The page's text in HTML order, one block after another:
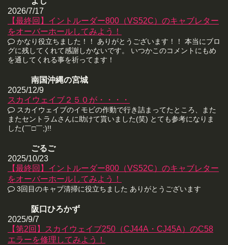
2026/7/17
【最終回】イントルーダー800（VS52C）のキャブレター
をオーバーホールしてみよう！
かなり役立ちました！！ ありがとうございます！！ 本当にブロ
グに残してくれて感謝しかないです。 いつかこのコメントにもめ
を通してくれる事を祈ってます！
南国沖縄の宮城
2025/12/9
スカイウェイブ２５０が・・・・
スカイウェイブのイモビの作動で行き詰まってたところ、また
またセントラムさんに助けて貰いました(笑) とても参考になりま
した(￣□￣;)!!
ごるご
2025/10/23
【最終回】イントルーダー800（VS52C）のキャブレター
をオーバーホールしてみよう！
3回目のキャブ清掃に役立ちました ありがとうございます
阪口ひろかず
2025/9/7
【第2回】スカイウェイブ250（CJ44A・CJ45A）のC58
エラーを修理してみよう！